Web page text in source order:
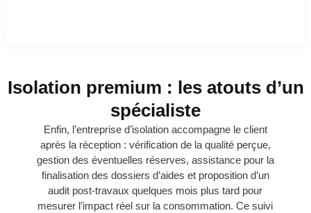
Isolation premium : les atouts d’un
spécialiste
Enfin, l’entreprise d’isolation accompagne le client
après la réception : vérification de la qualité perçue,
gestion des éventuelles réserves, assistance pour la
finalisation des dossiers d’aides et proposition d’un
audit post-travaux quelques mois plus tard pour
mesurer l’impact réel sur la consommation. Ce suivi